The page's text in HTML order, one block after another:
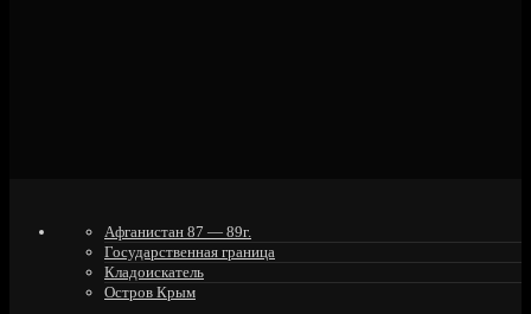
Афганистан 87 — 89г.
Государственная граница
Кладоискатель
Остров Крым